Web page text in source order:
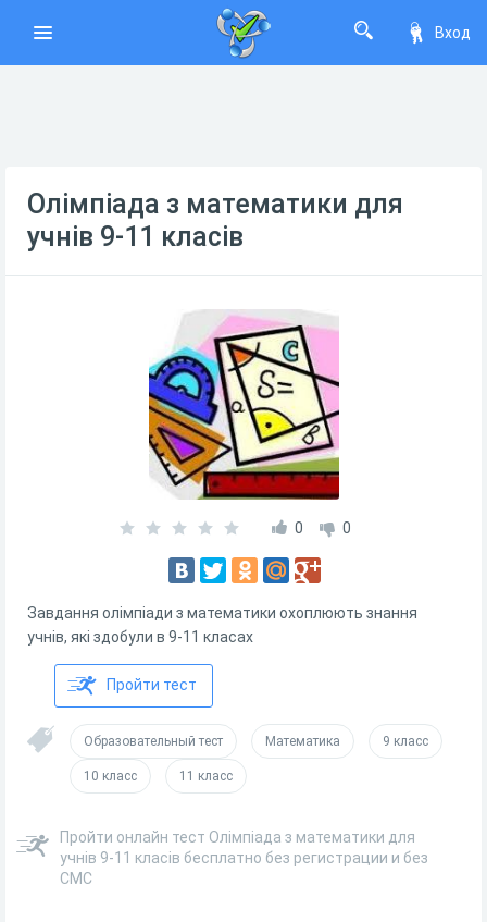
Вход
Олімпіада з математики для
учнів 9-11 класів
0 0
Завдання олімпіади з математики охоплюють знання
учнів, які здобули в 9-11 класах
Пройти тест
Образовательный тест Математика 9 класс
10 класс 11 класс
Пройти онлайн тест Олімпіада з математики для
учнів 9-11 класів бесплатно без регистрации и без
СМС